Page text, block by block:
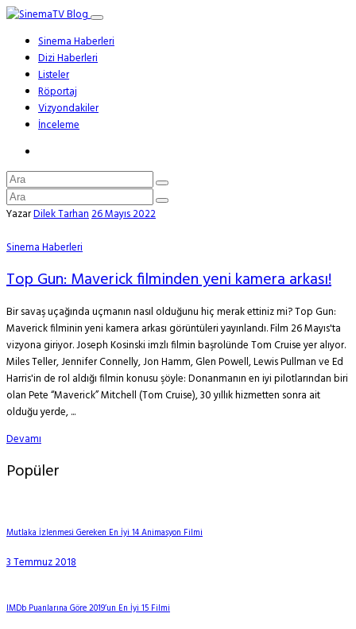
Sinema Haberleri
Dizi Haberleri
Listeler
Röportaj
Vizyondakiler
İnceleme
YazarDilek Tarhan26 Mayıs 2022
Sinema Haberleri
Top Gun: Maverick filminden yeni kamera arkası!
Bir savaş uçağında uçmanın nasıl olduğunu hiç merak ettiniz mi? Top Gun:
Maverick filminin yeni kamera arkası görüntüleri yayınlandı. Film 26 Mayıs'ta
vizyona giriyor. Joseph Kosinski imzlı filmin başrolünde Tom Cruise yer alıyor.
Miles Teller, Jennifer Connelly, Jon Hamm, Glen Powell, Lewis Pullman ve Ed
Harris'in de rol aldığı filmin konusu şöyle: Donanmanın en iyi pilotlarından biri
olan Pete “Maverick” Mitchell (Tom Cruise), 30 yıllık hizmetten sonra ait
olduğu yerde, ...
Devamı
Popüler
Mutlaka İzlenmesi Gereken En İyi 14 Animasyon Filmi
3 Temmuz 2018
IMDb Puanlarına Göre 2019’un En İyi 15 Filmi